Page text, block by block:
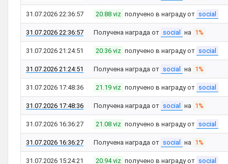
31.07.2026 22:36:57 20.88 viz получено в награду от social
31.07.2026 22:36:57 Получена награда от social на 1%
31.07.2026 21:24:51 20.36 viz получено в награду от social
31.07.2026 21:24:51 Получена награда от social на 1%
31.07.2026 17:48:36 21.19 viz получено в награду от social
31.07.2026 17:48:36 Получена награда от social на 1%
31.07.2026 16:36:27 21.08 viz получено в награду от social
31.07.2026 16:36:27 Получена награда от social на 1%
31.07.2026 15:24:21 20.94 viz получено в награду от social